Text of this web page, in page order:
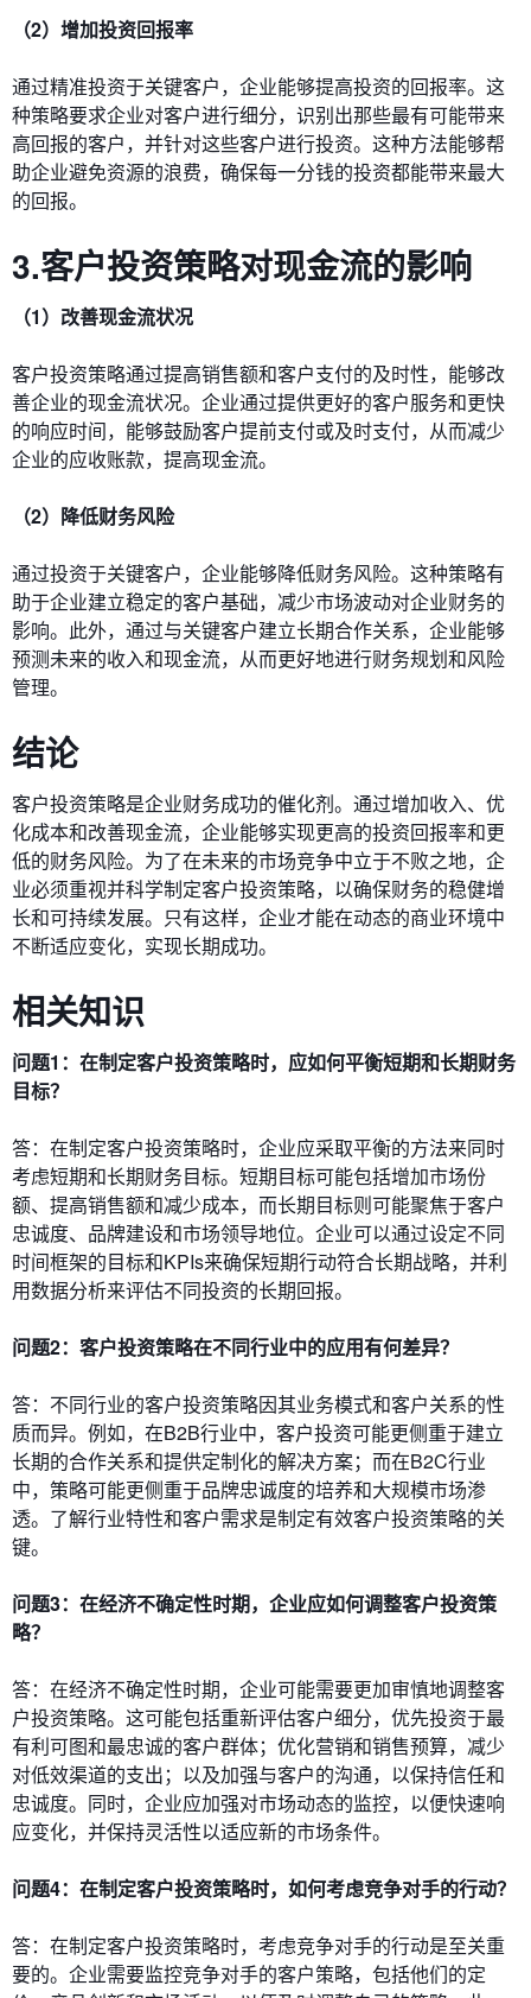
（2）增加投资回报率
通过精准投资于关键客户，企业能够提高投资的回报率。这
种策略要求企业对客户进行细分，识别出那些最有可能带来
高回报的客户，并针对这些客户进行投资。这种方法能够帮
助企业避免资源的浪费，确保每一分钱的投资都能带来最大
的回报。
3.客户投资策略对现金流的影响
（1）改善现金流状况
客户投资策略通过提高销售额和客户支付的及时性，能够改
善企业的现金流状况。企业通过提供更好的客户服务和更快
的响应时间，能够鼓励客户提前支付或及时支付，从而减少
企业的应收账款，提高现金流。
（2）降低财务风险
通过投资于关键客户，企业能够降低财务风险。这种策略有
助于企业建立稳定的客户基础，减少市场波动对企业财务的
影响。此外，通过与关键客户建立长期合作关系，企业能够
预测未来的收入和现金流，从而更好地进行财务规划和风险
管理。
结论
客户投资策略是企业财务成功的催化剂。通过增加收入、优
化成本和改善现金流，企业能够实现更高的投资回报率和更
低的财务风险。为了在未来的市场竞争中立于不败之地，企
业必须重视并科学制定客户投资策略，以确保财务的稳健增
长和可持续发展。只有这样，企业才能在动态的商业环境中
不断适应变化，实现长期成功。
相关知识
问题1：在制定客户投资策略时，应如何平衡短期和长期财务
目标？
答：在制定客户投资策略时，企业应采取平衡的方法来同时
考虑短期和长期财务目标。短期目标可能包括增加市场份
额、提高销售额和减少成本，而长期目标则可能聚焦于客户
忠诚度、品牌建设和市场领导地位。企业可以通过设定不同
时间框架的目标和KPIs来确保短期行动符合长期战略，并利
用数据分析来评估不同投资的长期回报。
问题2：客户投资策略在不同行业中的应用有何差异？
答：不同行业的客户投资策略因其业务模式和客户关系的性
质而异。例如，在B2B行业中，客户投资可能更侧重于建立
长期的合作关系和提供定制化的解决方案；而在B2C行业
中，策略可能更侧重于品牌忠诚度的培养和大规模市场渗
透。了解行业特性和客户需求是制定有效客户投资策略的关
键。
问题3：在经济不确定性时期，企业应如何调整客户投资策
略？
答：在经济不确定性时期，企业可能需要更加审慎地调整客
户投资策略。这可能包括重新评估客户细分，优先投资于最
有利可图和最忠诚的客户群体；优化营销和销售预算，减少
对低效渠道的支出；以及加强与客户的沟通，以保持信任和
忠诚度。同时，企业应加强对市场动态的监控，以便快速响
应变化，并保持灵活性以适应新的市场条件。
问题4：在制定客户投资策略时，如何考虑竞争对手的行动？
答：在制定客户投资策略时，考虑竞争对手的行动是至关重
要的。企业需要监控竞争对手的客户策略，包括他们的定